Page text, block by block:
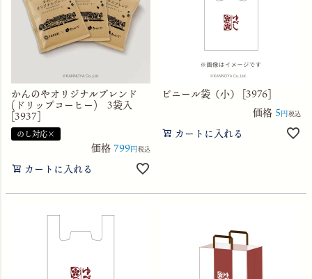
かんのやオリジナルブレンド
(ドリップコーヒー) 3袋入
[3937]
のし対応×
価格799 税込
カートに入れる
ビニール袋（小） [3976]
価格 5 税込
カートに入れる